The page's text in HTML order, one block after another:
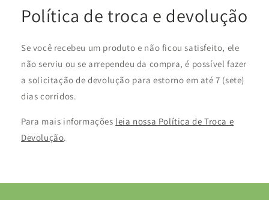
Política de troca e devolução
Se você recebeu um produto e não ficou satisfeito, ele
não serviu ou se arrependeu da compra, é possível fazer
a solicitação de devolução para estorno em até 7 (sete)
dias corridos.
Para mais informações leia nossa Política de Troca e
Devolução.